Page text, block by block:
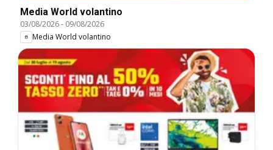
Media World volantino
03/08/2026- 09/08/2026
Media World volantino